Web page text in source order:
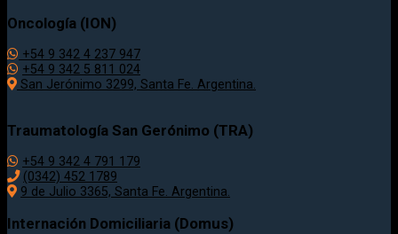
Oncología (ION)
+54 9 342 4 237 947
+54 9 342 5 811 024
San Jerónimo 3299, Santa Fe. Argentina.
Traumatología San Gerónimo (TRA)
+54 9 342 4 791 179
(0342) 452 1789
9 de Julio 3365, Santa Fe. Argentina.
Internación Domiciliaria (Domus)